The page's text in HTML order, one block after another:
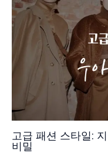
고급 패션 스타일:
비밀